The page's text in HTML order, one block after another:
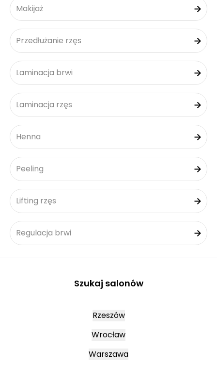
Makijaż
Przedłużanie rzęs
Laminacja brwi
Laminacja rzęs
Henna
Peeling
Lifting rzęs
Regulacja brwi
Szukaj salonów
Rzeszów
Wrocław
Warszawa